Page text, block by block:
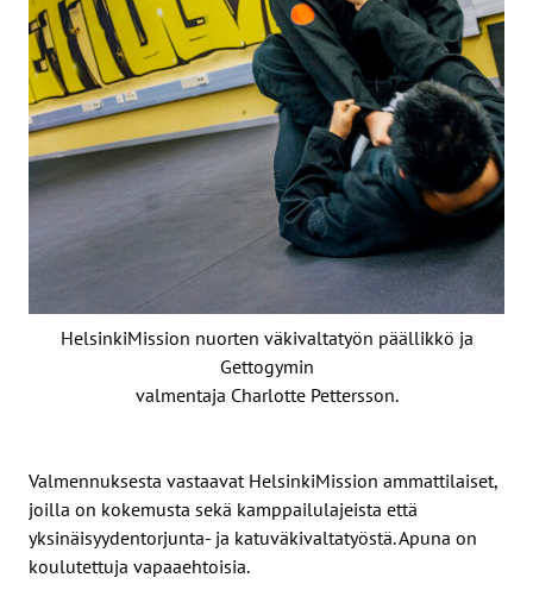
HelsinkiMission nuorten väkivaltatyön päällikkö ja
Gettogymin
valmentaja Charlotte Pettersson.
Valmennuksesta vastaavat HelsinkiMission ammattilaiset,
joilla on kokemusta sekä kamppailulajeista että
yksinäisyydentorjunta- ja katuväkivaltatyöstä. Apuna on
koulutettuja vapaaehtoisia.